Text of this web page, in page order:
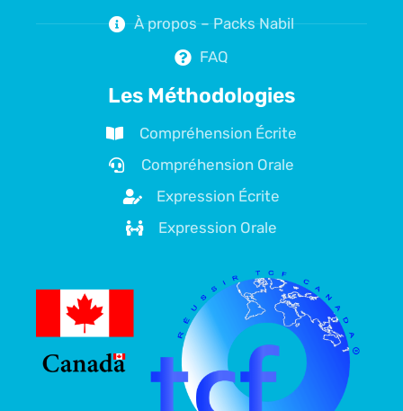
À propos – Packs Nabil
FAQ
Les Méthodologies
Compréhension Écrite
Compréhension Orale
Expression Écrite
Expression Orale